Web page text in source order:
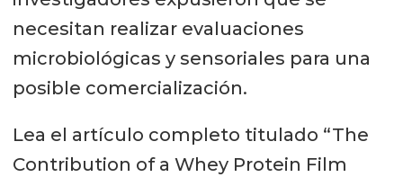
necesitan realizar evaluaciones
microbiológicas y sensoriales para una
posible comercialización.
Lea el artículo completo titulado “The
Contribution of a Whey Protein Film